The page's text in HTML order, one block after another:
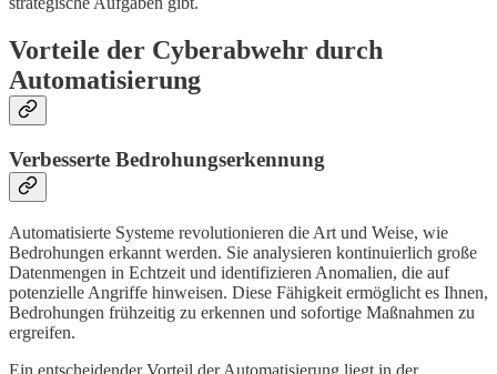
Vorteile der Cyberabwehr durch
Automatisierung
Verbesserte Bedrohungserkennung
Automatisierte Systeme revolutionieren die Art und Weise, wie
Bedrohungen erkannt werden. Sie analysieren kontinuierlich große
Datenmengen in Echtzeit und identifizieren Anomalien, die auf
potenzielle Angriffe hinweisen. Diese Fähigkeit ermöglicht es Ihnen,
Bedrohungen frühzeitig zu erkennen und sofortige Maßnahmen zu
ergreifen.
Ein entscheidender Vorteil der Automatisierung liegt in der